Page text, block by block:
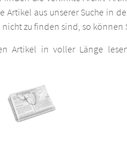
Artikel aus unserer Suche in
nicht zu finden sind, so
Artikel in voller Länge